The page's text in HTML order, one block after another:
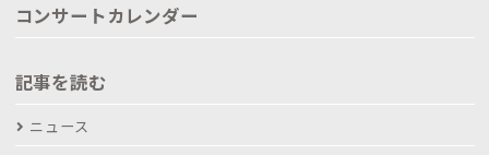
コンサートカレンダー
記事を読む
ニュース